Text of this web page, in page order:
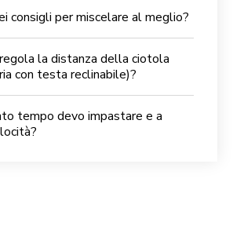
consigli per miscelare al meglio?
la distanza della ciotola
con testa reclinabile)?
tempo devo impastare e a